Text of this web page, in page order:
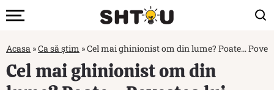
Acasa »Ca să știm »Cel mai ghinionist om din lume? Poate…
Cel mai ghinionist om din